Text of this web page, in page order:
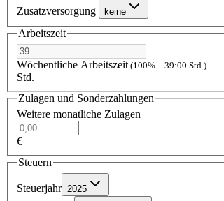
Zusatzversorgung keine
Arbeitszeit
Wöchentliche Arbeitszeit (100% = 39:00 Std.)
Std.
Zulagen und Sonderzahlungen
Weitere monatliche Zulagen
€
Steuern
Steuerjahr 2025